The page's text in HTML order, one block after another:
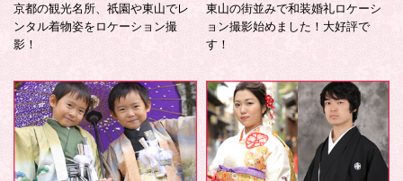
京都の観光名所、祇園や東山でレ
ンタル着物姿をロケーション撮
影！
東山の街並みで和装婚礼ロケーシ
ョン撮影始めました！大好評で
す！